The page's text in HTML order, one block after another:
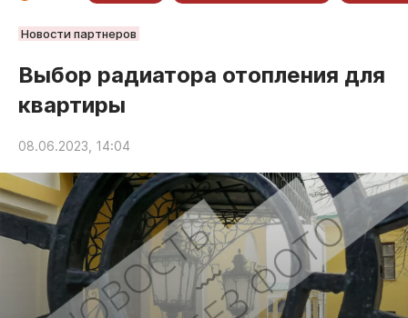
РУБРИКИ
Обнинск
Новости компаний
Статьи
Народные новости
Авто и транспорт
Благоустройство
Криминал
Культура
Недвижимость и ЖКХ
Образование
Новости партнеров
Выбор радиатора отопления для
квартиры
08.06.2023, 14:04